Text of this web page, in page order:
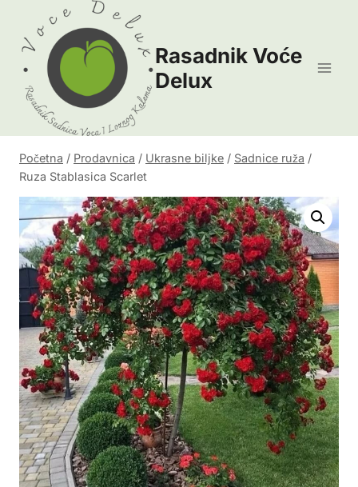
content
Rasadnik Voće
Delux
Početna / Prodavnica / Ukrasne biljke / Sadnice ruža /
Ruza Stablasica Scarlet